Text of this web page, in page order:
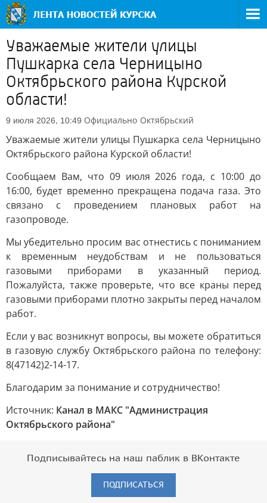
Уважаемые жители улицы
Пушкарка села Черницыно
Октябрьского района Курской
области!
9 июля 2026, 10:49 Официально Октябрьский
Уважаемые жители улицы Пушкарка села Черницыно
Октябрьского района Курской области!
Сообщаем Вам, что 09 июля 2026 года, с 10:00 до
16:00, будет временно прекращена подача газа. Это
связано с проведением плановых работ на
газопроводе.
Мы убедительно просим вас отнестись с пониманием
к временным неудобствам и не пользоваться
газовыми приборами в указанный период.
Пожалуйста, также проверьте, что все краны перед
газовыми приборами плотно закрыты перед началом
работ.
Если у вас возникнут вопросы, вы можете обратиться
в газовую службу Октябрьского района по телефону:
8(47142)2-14-17.
Благодарим за понимание и сотрудничество!
Источник: Канал в МАКС "Администрация
Октябрьского района"
Подписывайтесь на наш паблик в ВКонтакте
ПОДПИСАТЬСЯ